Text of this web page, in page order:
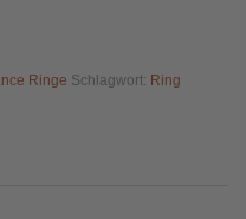
Ringe Schlagwort: Ring